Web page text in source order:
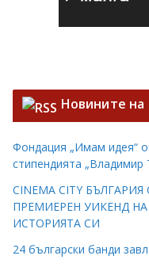
Новините
Фондация „Имам идея“
стипендията
CINEMA CITY
ПРЕМИЕРЕН УИКЕНД
ИСТОРИЯТА СИ
24 български банди